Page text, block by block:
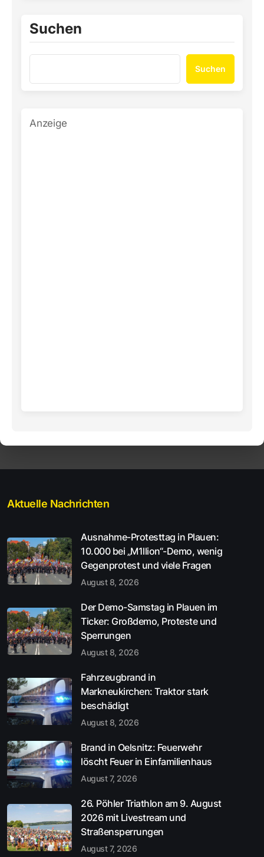
Suchen
Suchen
Anzeige
Aktuelle Nachrichten
Ausnahme-Protesttag in Plauen:
10.000 bei „M1llion“-Demo, wenig
Gegenprotest und viele Fragen
August 8, 2026
Der Demo-Samstag in Plauen im
Ticker: Großdemo, Proteste und
Sperrungen
August 8, 2026
Fahrzeugbrand in
Markneukirchen: Traktor stark
beschädigt
August 8, 2026
Brand in Oelsnitz: Feuerwehr
löscht Feuer in Einfamilienhaus
August 7, 2026
26. Pöhler Triathlon am 9. August
2026 mit Livestream und
Straßensperrungen
August 7, 2026